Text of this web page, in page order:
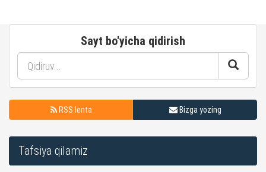
Sayt bo'yicha qidirish
RSS lenta Bizga yozing
Tafsiya qilamiz